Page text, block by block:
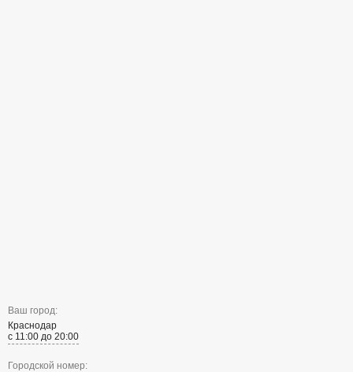
Ваш город:
Краснодар
с 11:00 до 20:00
Городской номер: